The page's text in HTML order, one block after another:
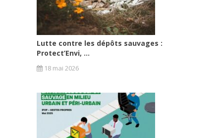
Lutte contre les dépôts sauvages :
Protect’Envi, ...
18 mai 2026